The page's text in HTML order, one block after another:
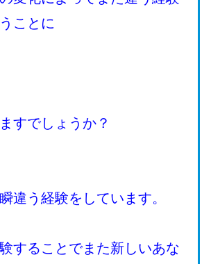
ことに
すでしょうか？
違う経験をしています。
することでまた新しいあな